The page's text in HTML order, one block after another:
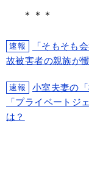
＊＊＊
速報
「そもそも
故被害者の親族が
速報
小室夫妻の
「プライベート
は？